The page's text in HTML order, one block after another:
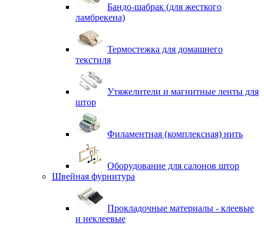
Бандо-шабрак (для жесткого
ламбрекена)
Термостежка для домашнего
текстиля
Утяжелители и магнитные ленты для
штор
Филаментная (комплексная) нить
Оборудование для салонов штор
Швейная фурнитура
Прокладочные материалы - клеевые
и неклеевые